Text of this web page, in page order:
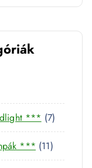
*** 77
t
e
r
*** 111
1